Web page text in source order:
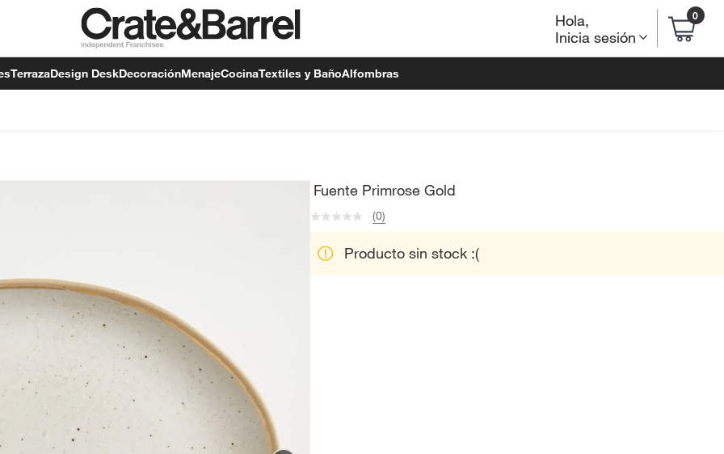
Hola,
Inicia sesión
0
TerrazaDesign DeskDecoraciónMenajeCocinaTextiles y BañoAlfombras
Fuente Primrose Gold
(0)
Producto sin stock :(